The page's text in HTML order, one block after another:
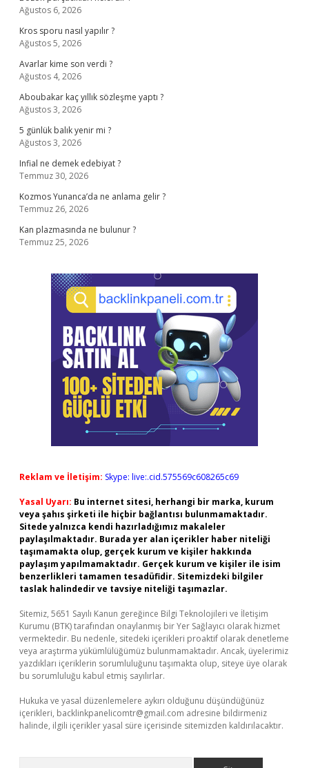
Ağustos 6, 2026
Kros sporu nasıl yapılır ?
Ağustos 5, 2026
Avarlar kime son verdi ?
Ağustos 4, 2026
Aboubakar kaç yıllık sözleşme yaptı ?
Ağustos 3, 2026
5 günlük balık yenir mi ?
Ağustos 3, 2026
Infial ne demek edebiyat ?
Temmuz 30, 2026
Kozmos Yunanca’da ne anlama gelir ?
Temmuz 26, 2026
Kan plazmasında ne bulunur ?
Temmuz 25, 2026
Reklam ve İletişim: Skype: live:.cid.575569c608265c69
Yasal Uyarı: Bu internet sitesi, herhangi bir marka, kurum
veya şahıs şirketi ile hiçbir bağlantısı bulunmamaktadır.
Sitede yalnızca kendi hazırladığımız makaleler
paylaşılmaktadır. Burada yer alan içerikler haber niteliği
taşımamakta olup, gerçek kurum ve kişiler hakkında
paylaşım yapılmamaktadır. Gerçek kurum ve kişiler ile isim
benzerlikleri tamamen tesadüfidir. Sitemizdeki bilgiler
taslak halindedir ve tavsiye niteliği taşımazlar.
Sitemiz, 5651 Sayılı Kanun gereğince Bilgi Teknolojileri ve İletişim
Kurumu (BTK) tarafından onaylanmış bir Yer Sağlayıcı olarak hizmet
vermektedir. Bu nedenle, sitedeki içerikleri proaktif olarak denetleme
veya araştırma yükümlülüğümüz bulunmamaktadır. Ancak, üyelerimiz
yazdıkları içeriklerin sorumluluğunu taşımakta olup, siteye üye olarak
bu sorumluluğu kabul etmiş sayılırlar.
Hukuka ve yasal düzenlemelere aykırı olduğunu düşündüğünüz
içerikleri, backlinkpanelicomtr@gmail.com adresine bildirmeniz
halinde, ilgili içerikler yasal süre içerisinde sitemizden kaldırılacaktır.